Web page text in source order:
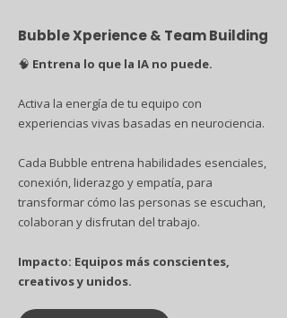
Bubble Xperience & Team Building
🧠 Entrena lo que la IA no puede.
Activa la energía de tu equipo con
experiencias vivas basadas en neurociencia.
Cada Bubble entrena habilidades esenciales,
conexión, liderazgo y empatía, para
transformar cómo las personas se escuchan,
colaboran y disfrutan del trabajo.
Impacto: Equipos más conscientes,
creativos y unidos.